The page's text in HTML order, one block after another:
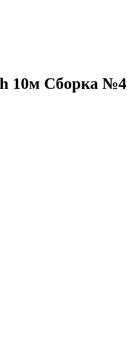
10м Сборка №4